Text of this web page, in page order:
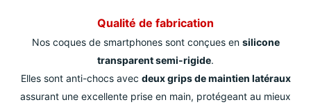
Qualité de fabrication
Nos coques de smartphones sont conçues en silicone
transparent semi-rigide.
Elles sont anti-chocs avec deux grips de maintien latéraux
assurant une excellente prise en main, protégeant au mieux